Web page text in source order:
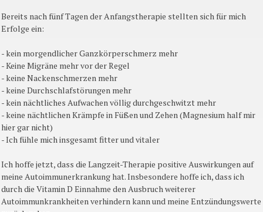
Bereits nach fünf Tagen der Anfangstherapie stellten sich für mich
Erfolge ein:
- kein morgendlicher Ganzkörperschmerz mehr
- Keine Migräne mehr vor der Regel
- keine Nackenschmerzen mehr
- keine Durchschlafstörungen mehr
- kein nächtliches Aufwachen völlig durchgeschwitzt mehr
- keine nächtlichen Krämpfe in Füßen und Zehen (Magnesium half mir
hier gar nicht)
- Ich fühle mich insgesamt fitter und vitaler
Ich hoffe jetzt, dass die Langzeit-Therapie positive Auswirkungen auf
meine Autoimmunerkrankung hat. Insbesondere hoffe ich, dass ich
durch die Vitamin D Einnahme den Ausbruch weiterer
Autoimmunkrankheiten verhindern kann und meine Entzündungswerte